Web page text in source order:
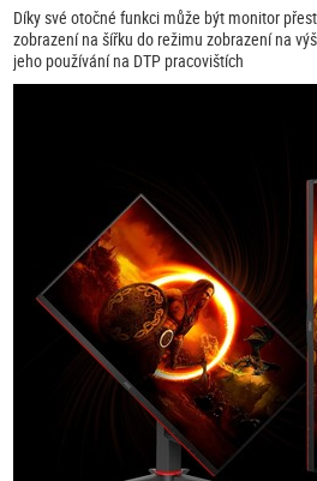
Díky své otočné funkci může být monitor
zobrazení na šířku do režimu zobrazení na
jeho používání na DTP pracovištích